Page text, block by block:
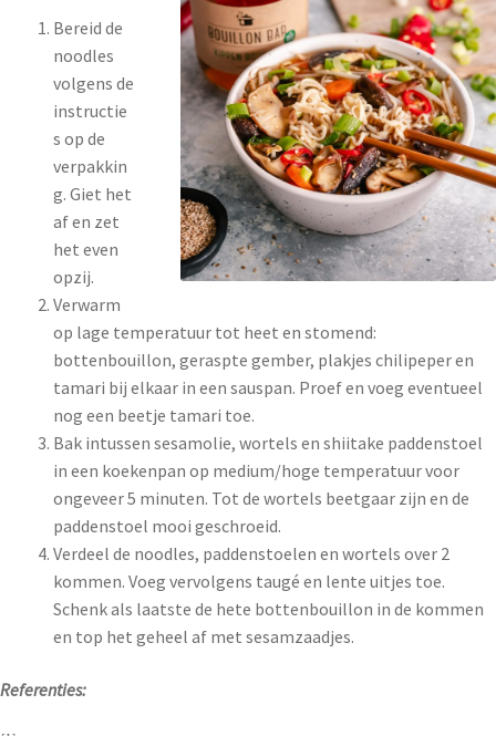
Bereid de
noodles
volgens de
instructie
s op de
verpakkin
g. Giet het
af en zet
het even
opzij.
Verwarm
op lage temperatuur tot heet en stomend:
bottenbouillon, geraspte gember, plakjes chilipeper en
tamari bij elkaar in een sauspan. Proef en voeg eventueel
nog een beetje tamari toe.
Bak intussen sesamolie, wortels en shiitake paddenstoel
in een koekenpan op medium/hoge temperatuur voor
ongeveer 5 minuten. Tot de wortels beetgaar zijn en de
paddenstoel mooi geschroeid.
Verdeel de noodles, paddenstoelen en wortels over 2
kommen. Voeg vervolgens taugé en lente uitjes toe.
Schenk als laatste de hete bottenbouillon in de kommen
en top het geheel af met sesamzaadjes.
Referenties: